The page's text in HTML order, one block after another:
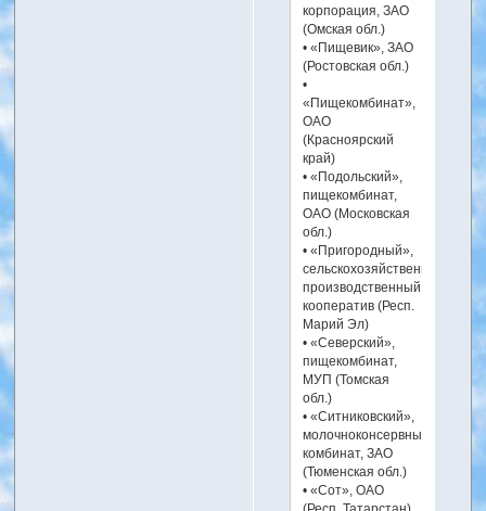
корпорация, ЗАО
(Омская обл.)
• «Пищевик», ЗАО
(Ростовская обл.)
•
«Пищекомбинат»,
ОАО
(Красноярский
край)
• «Подольский»,
пищекомбинат,
ОАО (Московская
обл.)
• «Пригородный»,
сельскохозяйственный
производственный
кооператив (Респ.
Марий Эл)
• «Северский»,
пищекомбинат,
МУП (Томская
обл.)
• «Ситниковский»,
молочноконсервный
комбинат, ЗАО
(Тюменская обл.)
• «Сот», ОАО